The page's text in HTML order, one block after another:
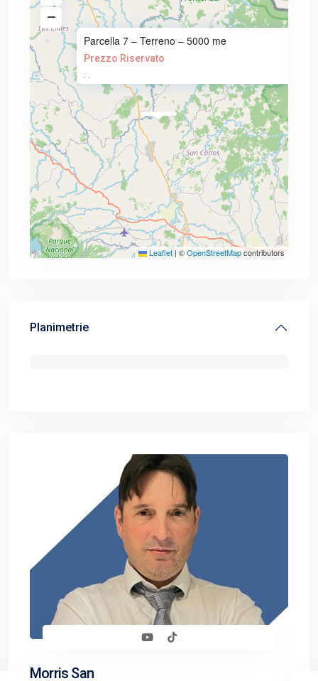
Parcella 7 – Terreno – 5000 me
Prezzo Riservato
· ·
Leaflet | ©OpenStreetMapcontributors
Planimetrie
Morris San